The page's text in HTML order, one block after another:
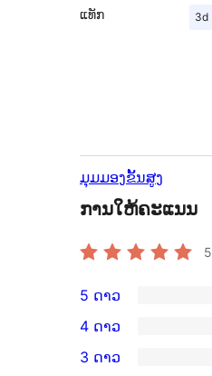
ແທັກ 3d
ມຸມມອງຂັ້ນສູງ
ການໃຫ້ຄະແນນ
5
ການ
ວິຈານ
5
5 ດາວ
ວິຈານ
4 ດາວ
ການ
3 ດາວ